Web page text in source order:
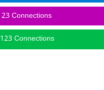
Connections
123 Connections